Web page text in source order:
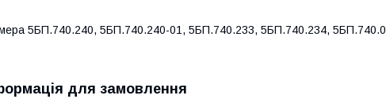
5БП.740.240, 5БП.740.240-01, 5БП.740.233, 5БП.740.234,
для замовлення